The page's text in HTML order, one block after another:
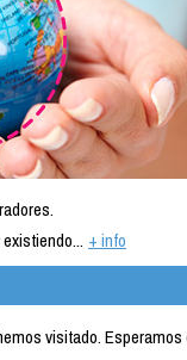
+ info
visitado.